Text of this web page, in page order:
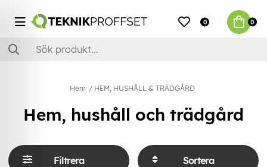
0 0
Hem HEM, HUSHÅLL & TRÄDGÅRD
Hem, hushåll och trädgård
Filtrera Sortera